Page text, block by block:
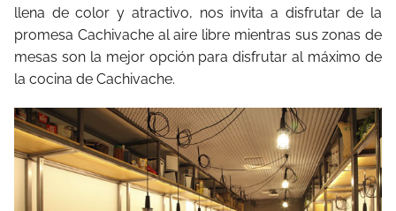
llena de color y atractivo, nos invita a disfrutar de la
promesa Cachivache al aire libre mientras sus zonas de
mesas son la mejor opción para disfrutar al máximo de
la cocina de Cachivache.